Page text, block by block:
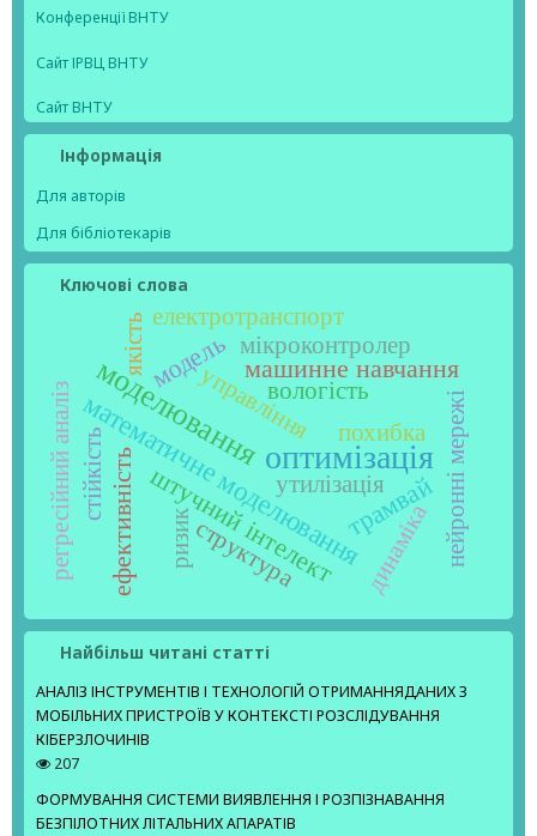
Конференції ВНТУ
Сайт ІРВЦ ВНТУ
Сайт ВНТУ
Інформація
Для авторів
Для бібліотекарів
Ключові слова
оптимізація
моделювання
математичне моделювання
ефективність
машинне навчання
модель
штучний інтелекттрамвай
вологість
ризик
управління
структура
стійкість
регресійний аналіз
мікроконтролер
якість
нейронні мережі
динаміка
електротранспорт
похибка
утилізація
Найбільш читані статті
АНАЛІЗ ІНСТРУМЕНТІВ І ТЕХНОЛОГІЙ ОТРИМАННЯДАНИХ З
МОБІЛЬНИХ ПРИСТРОЇВ У КОНТЕКСТІ РОЗСЛІДУВАННЯ
КІБЕРЗЛОЧИНІВ
207
ФОРМУВАННЯ СИСТЕМИ ВИЯВЛЕННЯ І РОЗПІЗНАВАННЯ
БЕЗПІЛОТНИХ ЛІТАЛЬНИХ АПАРАТІВ